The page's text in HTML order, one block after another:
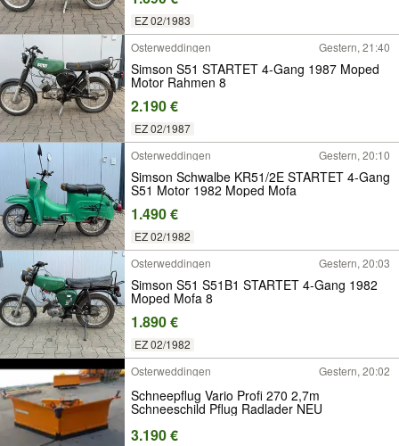
EZ 02/1983
Osterweddingen
Gestern, 21:40
Simson S51 STARTET 4-Gang 1987 Moped
Motor Rahmen 8
2.190 €
EZ 02/1987
Osterweddingen
Gestern, 20:10
Simson Schwalbe KR51/2E STARTET 4-Gang
S51 Motor 1982 Moped Mofa
1.490 €
EZ 02/1982
Osterweddingen
Gestern, 20:03
Simson S51 S51B1 STARTET 4-Gang 1982
Moped Mofa 8
1.890 €
EZ 02/1982
Osterweddingen
Gestern, 20:02
Schneepflug Vario Profi 270 2,7m
Schneeschild Pflug Radlader NEU
3.190 €